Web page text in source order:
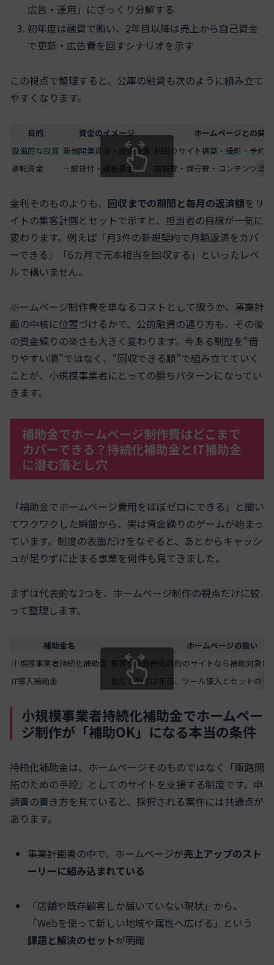
広告・運用」にざっくり分解する
初年度は融資で賄い、2年目以降は売上から自己資金
で更新・広告費を回すシナリオを示す
この視点で整理すると、公庫の融資も次のように組み立て
やすくなります。
目的 資金のイメージ
ホームページとの関係
設備的な投資 新規開業資金・設備資金 初回のサイト構築・撮影・予約
運転資金
一般貸付・運転資金 広告費・保守費・コンテンツ追
スクロールできます
金利そのものよりも、 回収までの期間と毎月の返済額をサ
イトの集客計画とセットで示すと、担当者の目線が一気に
変わります。例えば「月3件の新規契約で月額返済をカバ
ーできる」「6カ月で元本相当を回収する」といったレベ
ルで構いません。
ホームページ制作費を単なるコストとして扱うか、事業計
画の中核に位置づけるかで、公的融資の通り方も、その後
の資金繰りの楽さも大きく変わります。今ある制度を“借
りやすい順”ではなく、“回収できる順”で組み立てていく
ことが、小規模事業者にとっての勝ちパターンになってい
きます。
補助金でホームページ制作費はどこまで
カバーできる？持続化補助金とIT補助金
に潜む落とし穴
「補助金でホームページ費用をほぼゼロにできる」と聞い
てワクワクした瞬間から、実は資金繰りのゲームが始まっ
ています。制度の表面だけをなぞると、あとからキャッシ
ュが足りずに止まる事業を何件も見てきました。
まずは代表的な2つを、ホームページ制作の視点だけに絞
って整理します。
補助金名
ホームページの扱い
小規模事業者持続化補助金 集客や販路開拓目的のサイトなら補助対象に
IT導入補助金
単なる制作は不可、ツール導入とセットの「
スクロールできます
小規模事業者持続化補助金でホームペー
ジ制作が「補助OK」になる本当の条件
持続化補助金は、ホームページそのものではなく「販路開
拓のための手段」としてのサイトを支援する制度です。申
請書の書き方を見ていると、採択される案件には共通点が
あります。
事業計画書の中で、ホームページが売上アップのスト
ーリーに組み込まれている
「店舗や既存顧客しか届いていない現状」から、
「Webを使って新しい地域や属性へ広げる」という
課題と解決のセットが明確